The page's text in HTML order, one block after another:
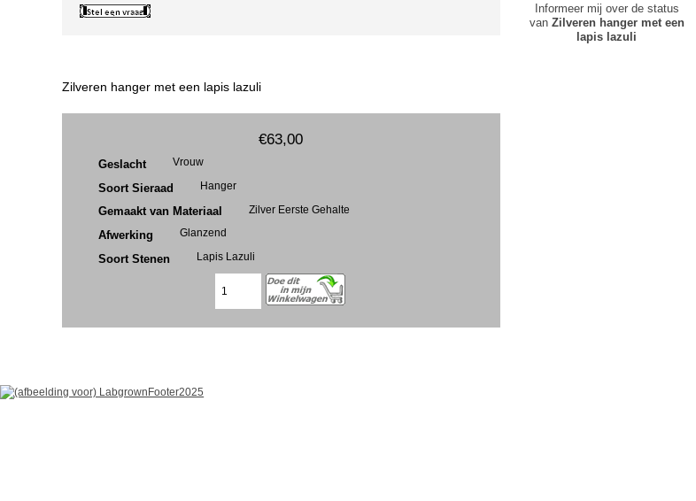
Zilveren hanger met een lapis lazuli
€63,00
Geslacht Vrouw
Soort Sieraad Hanger
Gemaakt van Materiaal Zilver Eerste Gehalte
Afwerking Glanzend
Soort Stenen Lapis Lazuli
Informeer mij over de status
van Zilveren hanger met een
lapis lazuli